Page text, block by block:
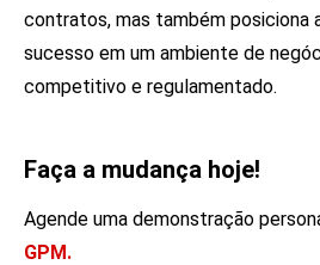
contratos, mas também posiciona
sucesso em um ambiente de
competitivo e regulamentado.
Faça a mudança hoje!
Agende uma demonstração
GPM.